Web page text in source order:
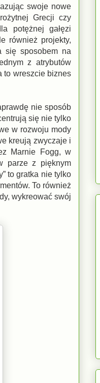
swoje nowe
Grecji czy
potężnej gałęzi
również projekty,
się sposobem na
z atrybutów
to wreszcie biznes
nie sposób
się nie tylko
w rozwoju mody
kreują zwyczaje i
Marnie Fogg, w
parze z pięknym
to gratka nie tylko
To również
wykreować swój